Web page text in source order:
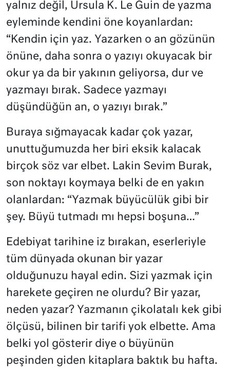
yalnız değil, Ursula K. Le Guin de yazma
eyleminde kendini öne koyanlardan:
“Kendin için yaz. Yazarken o an gözünün
önüne, daha sonra o yazıyı okuyacak bir
okur ya da bir yakının geliyorsa, dur ve
yazmayı bırak. Sadece yazmayı
düşündüğün an, o yazıyı bırak.”
Buraya sığmayacak kadar çok yazar,
unuttuğumuzda her biri eksik kalacak
birçok söz var elbet. Lakin Sevim Burak,
son noktayı koymaya belki de en yakın
olanlardan: “Yazmak büyücülük gibi bir
şey. Büyü tutmadı mı hepsi boşuna…”
Edebiyat tarihine iz bırakan, eserleriyle
tüm dünyada okunan bir yazar
olduğunuzu hayal edin. Sizi yazmak için
harekete geçiren ne olurdu? Bir yazar,
neden yazar? Yazmanın çikolatalı kek gibi
ölçüsü, bilinen bir tarifi yok elbette. Ama
belki yol gösterir diye o büyünün
peşinden giden kitaplara baktık bu hafta.